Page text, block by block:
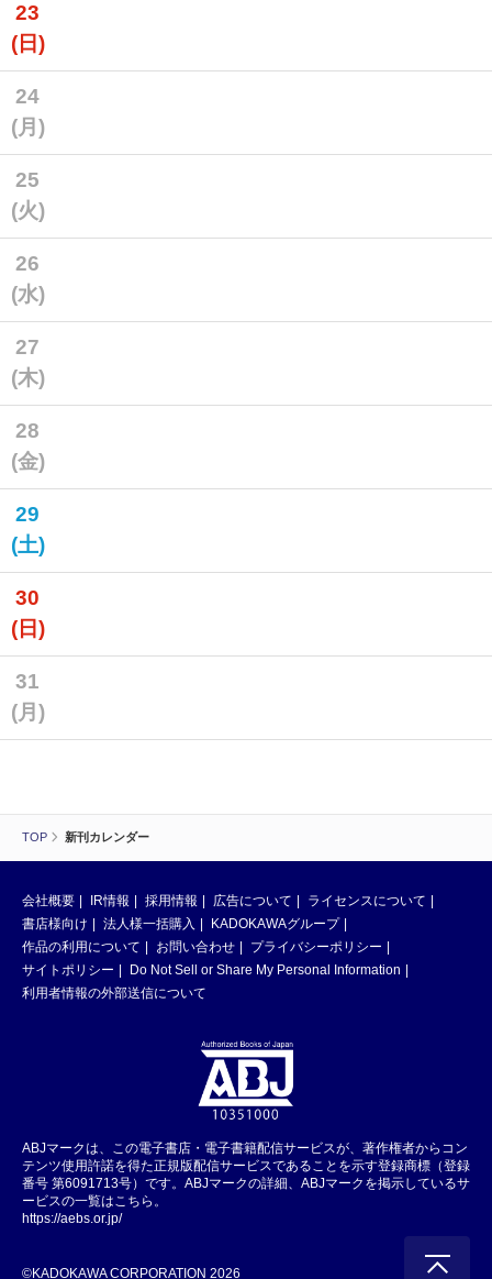
TOP 新刊カレンダー
23
(日)
24
(月)
25
(火)
26
(水)
27
(木)
28
(金)
29
(土)
30
(日)
31
(月)
会社概要 IR情報 採用情報 広告について
ライセンスについて
書店様向け
法人様一括購入
KADOKAWAグループ
作品の利用について
お問い合わせ
プライバシーポリシー
サイトポリシー
Do Not Sell or Share My Personal Information
利用者情報の外部送信について
ABJマークは、この電子書店・電子書籍配信サービスが、著作権者からコン
テンツ使用許諾を得た正規版配信サービスであることを示す登録商標（登録
番号 第6091713号）です。ABJマークの詳細、ABJマークを掲示しているサ
ービスの一覧はこちら。
https://aebs.or.jp/
©KADOKAWA CORPORATION 2026